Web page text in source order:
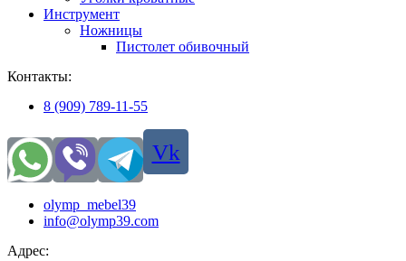
Инструмент
Ножницы
Пистолет обивочный
Контакты:
8 (909) 789-11-55
Vk
olymp_mebel39
info@olymp39.com
Адрес: